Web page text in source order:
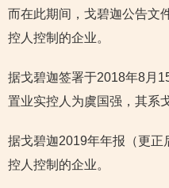
而在此期间，戈碧迦公告文
控人控制的企业。
据戈碧迦签署于2018年8月
置业实控人为虞国强，其系
据戈碧迦2019年年报（更
控人控制的企业。